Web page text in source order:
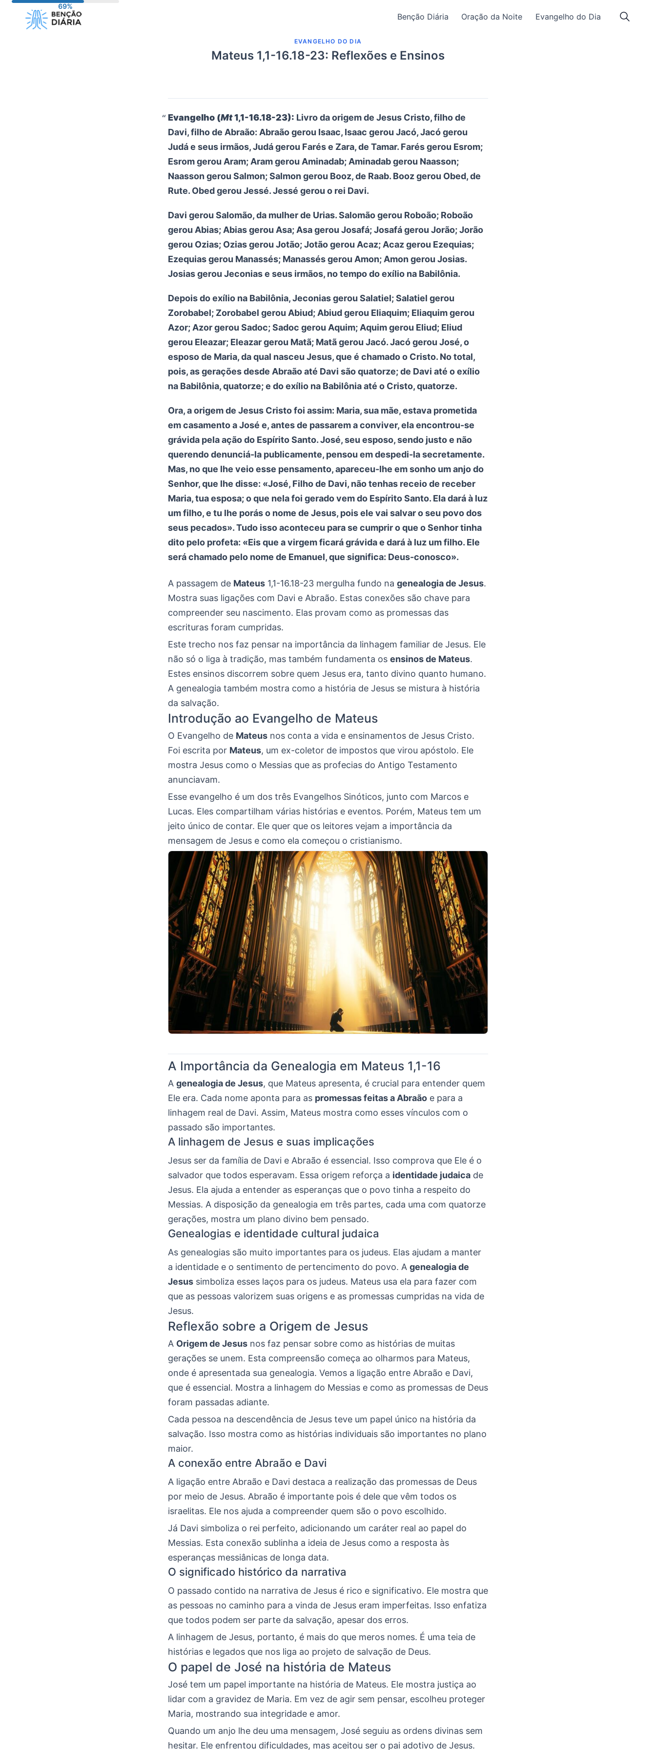
Benção Diária Oração da Noite Evangelho do Dia
EVANGELHO DO DIA
Mateus 1,1-16.18-23: Reflexões e Ensinos
Evangelho (Mt1,1-16.18-23): Livro da origem de Jesus Cristo, filho de
Davi, filho de Abraão: Abraão gerou Isaac, Isaac gerou Jacó, Jacó gerou
Judá e seus irmãos, Judá gerou Farés e Zara, de Tamar. Farés gerou Esrom;
Esrom gerou Aram; Aram gerou Aminadab; Aminadab gerou Naasson;
Naasson gerou Salmon; Salmon gerou Booz, de Raab. Booz gerou Obed, de
Rute. Obed gerou Jessé. Jessé gerou o rei Davi.
Davi gerou Salomão, da mulher de Urias. Salomão gerou Roboão; Roboão
gerou Abias; Abias gerou Asa; Asa gerou Josafá; Josafá gerou Jorão; Jorão
gerou Ozias; Ozias gerou Jotão; Jotão gerou Acaz; Acaz gerou Ezequias;
Ezequias gerou Manassés; Manassés gerou Amon; Amon gerou Josias.
Josias gerou Jeconias e seus irmãos, no tempo do exílio na Babilônia.
Depois do exílio na Babilônia, Jeconias gerou Salatiel; Salatiel gerou
Zorobabel; Zorobabel gerou Abiud; Abiud gerou Eliaquim; Eliaquim gerou
Azor; Azor gerou Sadoc; Sadoc gerou Aquim; Aquim gerou Eliud; Eliud
gerou Eleazar; Eleazar gerou Matã; Matã gerou Jacó. Jacó gerou José, o
esposo de Maria, da qual nasceu Jesus, que é chamado o Cristo. No total,
pois, as gerações desde Abraão até Davi são quatorze; de Davi até o exílio
na Babilônia, quatorze; e do exílio na Babilônia até o Cristo, quatorze.
Ora, a origem de Jesus Cristo foi assim: Maria, sua mãe, estava prometida
em casamento a José e, antes de passarem a conviver, ela encontrou-se
grávida pela ação do Espírito Santo. José, seu esposo, sendo justo e não
querendo denunciá-la publicamente, pensou em despedi-la secretamente.
Mas, no que lhe veio esse pensamento, apareceu-lhe em sonho um anjo do
Senhor, que lhe disse: «José, Filho de Davi, não tenhas receio de receber
Maria, tua esposa; o que nela foi gerado vem do Espírito Santo. Ela dará à luz
um filho, e tu lhe porás o nome de Jesus, pois ele vai salvar o seu povo dos
seus pecados». Tudo isso aconteceu para se cumprir o que o Senhor tinha
dito pelo profeta: «Eis que a virgem ficará grávida e dará à luz um filho. Ele
será chamado pelo nome de Emanuel, que significa: Deus-conosco».
A passagem de Mateus 1,1-16.18-23 mergulha fundo na genealogia de Jesus.
Mostra suas ligações com Davi e Abraão. Estas conexões são chave para
compreender seu nascimento. Elas provam como as promessas das
escrituras foram cumpridas.
Este trecho nos faz pensar na importância da linhagem familiar de Jesus. Ele
não só o liga à tradição, mas também fundamenta os ensinos de Mateus.
Estes ensinos discorrem sobre quem Jesus era, tanto divino quanto humano.
A genealogia também mostra como a história de Jesus se mistura à história
da salvação.
Introdução ao Evangelho de Mateus
O Evangelho de Mateus nos conta a vida e ensinamentos de Jesus Cristo.
Foi escrita por Mateus, um ex-coletor de impostos que virou apóstolo. Ele
mostra Jesus como o Messias que as profecias do Antigo Testamento
anunciavam.
Esse evangelho é um dos três Evangelhos Sinóticos, junto com Marcos e
Lucas. Eles compartilham várias histórias e eventos. Porém, Mateus tem um
jeito único de contar. Ele quer que os leitores vejam a importância da
mensagem de Jesus e como ela começou o cristianismo.
A Importância da Genealogia em Mateus 1,1-16
A genealogia de Jesus, que Mateus apresenta, é crucial para entender quem
Ele era. Cada nome aponta para as promessas feitas a Abraão e para a
linhagem real de Davi. Assim, Mateus mostra como esses vínculos com o
passado são importantes.
A linhagem de Jesus e suas implicações
Jesus ser da família de Davi e Abraão é essencial. Isso comprova que Ele é o
salvador que todos esperavam. Essa origem reforça a identidade judaica de
Jesus. Ela ajuda a entender as esperanças que o povo tinha a respeito do
Messias. A disposição da genealogia em três partes, cada uma com quatorze
gerações, mostra um plano divino bem pensado.
Genealogias e identidade cultural judaica
As genealogias são muito importantes para os judeus. Elas ajudam a manter
a identidade e o sentimento de pertencimento do povo. A genealogia de
Jesus simboliza esses laços para os judeus. Mateus usa ela para fazer com
que as pessoas valorizem suas origens e as promessas cumpridas na vida de
Jesus.
Reflexão sobre a Origem de Jesus
A Origem de Jesus nos faz pensar sobre como as histórias de muitas
gerações se unem. Esta compreensão começa ao olharmos para Mateus,
onde é apresentada sua genealogia. Vemos a ligação entre Abraão e Davi,
que é essencial. Mostra a linhagem do Messias e como as promessas de Deus
foram passadas adiante.
Cada pessoa na descendência de Jesus teve um papel único na história da
salvação. Isso mostra como as histórias individuais são importantes no plano
maior.
A conexão entre Abraão e Davi
A ligação entre Abraão e Davi destaca a realização das promessas de Deus
por meio de Jesus. Abraão é importante pois é dele que vêm todos os
israelitas. Ele nos ajuda a compreender quem são o povo escolhido.
Já Davi simboliza o rei perfeito, adicionando um caráter real ao papel do
Messias. Esta conexão sublinha a ideia de Jesus como a resposta às
esperanças messiânicas de longa data.
O significado histórico da narrativa
O passado contido na narrativa de Jesus é rico e significativo. Ele mostra que
as pessoas no caminho para a vinda de Jesus eram imperfeitas. Isso enfatiza
que todos podem ser parte da salvação, apesar dos erros.
A linhagem de Jesus, portanto, é mais do que meros nomes. É uma teia de
histórias e legados que nos liga ao projeto de salvação de Deus.
O papel de José na história de Mateus
José tem um papel importante na história de Mateus. Ele mostra justiça ao
lidar com a gravidez de Maria. Em vez de agir sem pensar, escolheu proteger
Maria, mostrando sua integridade e amor.
Quando um anjo lhe deu uma mensagem, José seguiu as ordens divinas sem
hesitar. Ele enfrentou dificuldades, mas aceitou ser o pai adotivo de Jesus.